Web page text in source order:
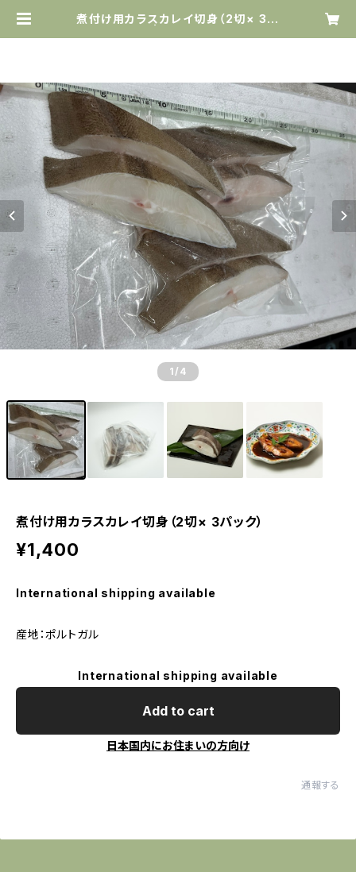
煮付け用カラスカレイ切身（2切× 3パ
1 /4
煮付け用カラスカレイ切身（2切× 3パック）
¥1,400
International shipping available
産地：ポルトガル
International shipping available
Add to cart
日本国内にお住まいの方向け
通報する